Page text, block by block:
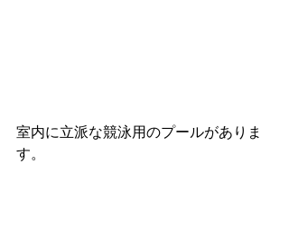
室内に立派な競泳用のプールがありま
す。